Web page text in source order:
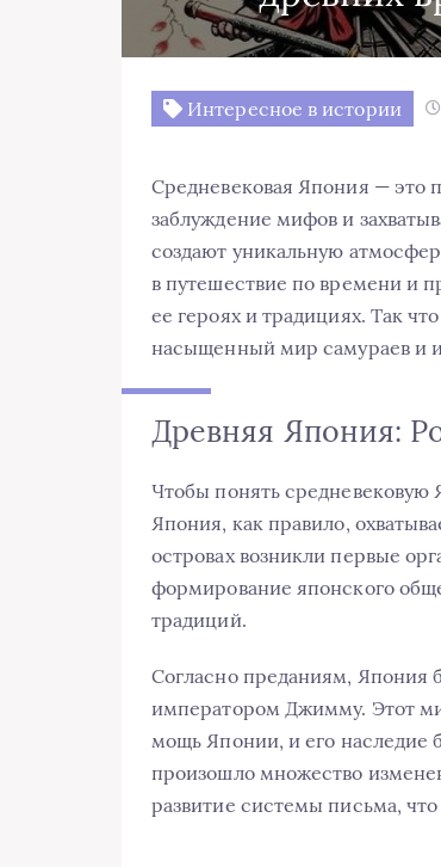
Интересное в истории
Средневековая Япония — это
заблуждение мифов и
создают уникальную
в путешествие по времени и
ее героях и традициях. Так
насыщенный мир самураев и
Древняя Япония:
Чтобы понять средневековую
Япония, как правило,
островах возникли первые
формирование японского
традиций.
Согласно преданиям, Япония
императором Джимму. Этот
мощь Японии, и его наследие
произошло множество
развитие системы письма,